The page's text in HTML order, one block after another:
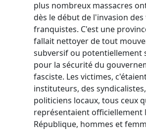
plus nombreux massacres
dès le début de l'invasion
franquistes. C'est une
fallait nettoyer de tout
subversif ou potentiellement
pour la sécurité du
fasciste. Les victimes,
instituteurs, des
politiciens locaux, tous ceux
représentaient officiellement
République, hommes et